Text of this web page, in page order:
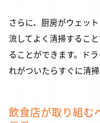
さらに、厨房がウェッ
流してよく清掃するこ
ることができます。ド
れがついたらすぐに清
飲食店が取り組